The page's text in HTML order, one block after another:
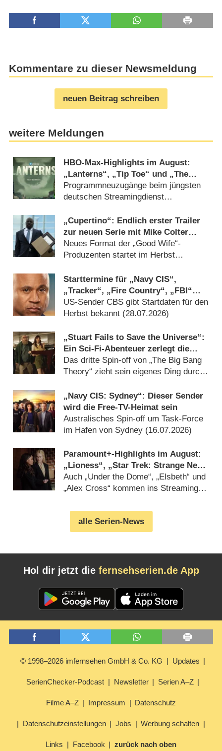
Kommentare zu dieser Newsmeldung
neuen Beitrag schreiben
weitere Meldungen
HBO-Max-Highlights im August:
„Lanterns“, „Tip Toe“ und „The
Housemaid“
Programmneuzugänge beim jüngsten
deutschen Streamingdienst
„Cupertino“: Endlich erster Trailer
zur neuen Serie mit Mike Colter
(„Evil“)
Neues Format der „Good Wife“-
Produzenten startet im Herbst
Starttermine für „Navy CIS“,
„Tracker“, „Fire Country“, „FBI“
und mehr bestätigt
US-Sender CBS gibt Startdaten für den
Herbst bekannt (28.07.2026)
„Stuart Fails to Save the Universe“:
Ein Sci-Fi-Abenteuer zerlegt die
Sitcom-Norm – Review
Das dritte Spin-off von „The Big Bang
Theory“ zieht sein eigenes Ding durch
„Navy CIS: Sydney“: Dieser Sender
wird die Free-TV-Heimat sein
Australisches Spin-off um Task-Force
im Hafen von Sydney (16.07.2026)
Paramount+-Highlights im August:
„Lioness“, „Star Trek: Strange New
Worlds“, „Blue Bloods“ und „Navy
CIS“
Auch „Under the Dome“, „Elsbeth“ und
„Alex Cross“ kommen ins Streaming-
alle Serien-News
Hol dir jetzt die fernsehserien.de App
© 1998–2026 imfernsehen GmbH & Co. KG Updates
SerienChecker-Podcast Newsletter Serien A–Z
Filme A–Z Impressum Datenschutz
Datenschutzeinstellungen Jobs Werbung schalten
Links Facebook zurück nach oben